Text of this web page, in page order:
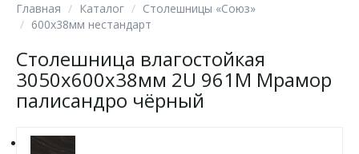
Главная Каталог
Столешницы «Союз»
600х38мм нестандарт
Столешница влагостойкая
3050х600х38мм 2U 961М Мрамор
палисандро чёрный